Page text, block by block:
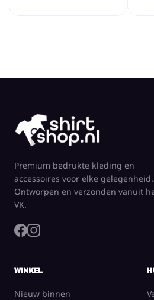
Premium bedrukte kleding en
accessoires voor elke gelegenheid.
Ontworpen en verzonden vanuit
VK.
WINKEL
Nieuw binnen